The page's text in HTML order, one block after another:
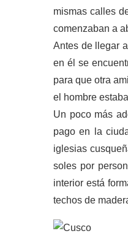
mismas calles
comenzaban a
Antes de llegar
en él se
para que otra
el hombre
Un poco más
pago en la
iglesias
soles por
interior está
techos de